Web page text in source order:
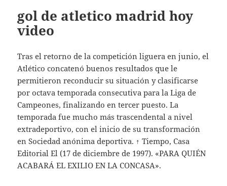
gol de atletico madrid hoy
video
Tras el retorno de la competición liguera en junio, el
Atlético concatenó buenos resultados que le
permitieron reconducir su situación y clasificarse
por octava temporada consecutiva para la Liga de
Campeones, finalizando en tercer puesto. La
temporada fue mucho más trascendental a nivel
extradeportivo, con el inicio de su transformación
en Sociedad anónima deportiva. ↑ Tiempo, Casa
Editorial El (17 de diciembre de 1997). «PARA QUIÉN
ACABARÁ EL EXILIO EN LA CONCASA».